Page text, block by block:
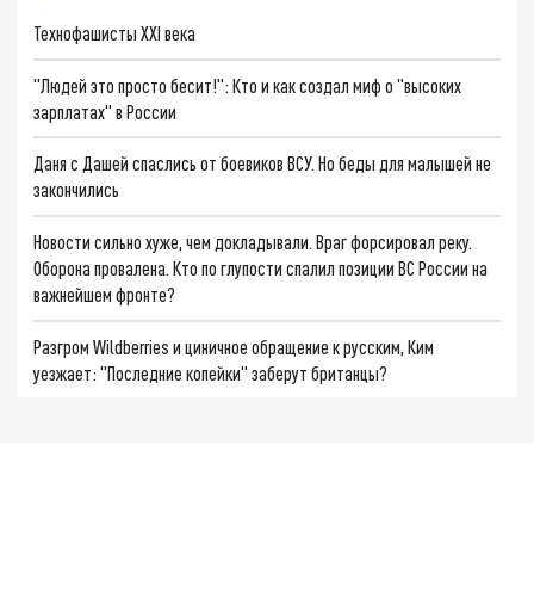
Технофашисты XXI века
"Людей это просто бесит!": Кто и как создал миф о "высоких
зарплатах" в России
Даня с Дашей спаслись от боевиков ВСУ. Но беды для малышей не
закончились
Новости сильно хуже, чем докладывали. Враг форсировал реку.
Оборона провалена. Кто по глупости спалил позиции ВС России на
важнейшем фронте?
Разгром Wildberries и циничное обращение к русским, Ким
уезжает: "Последние копейки" заберут британцы?